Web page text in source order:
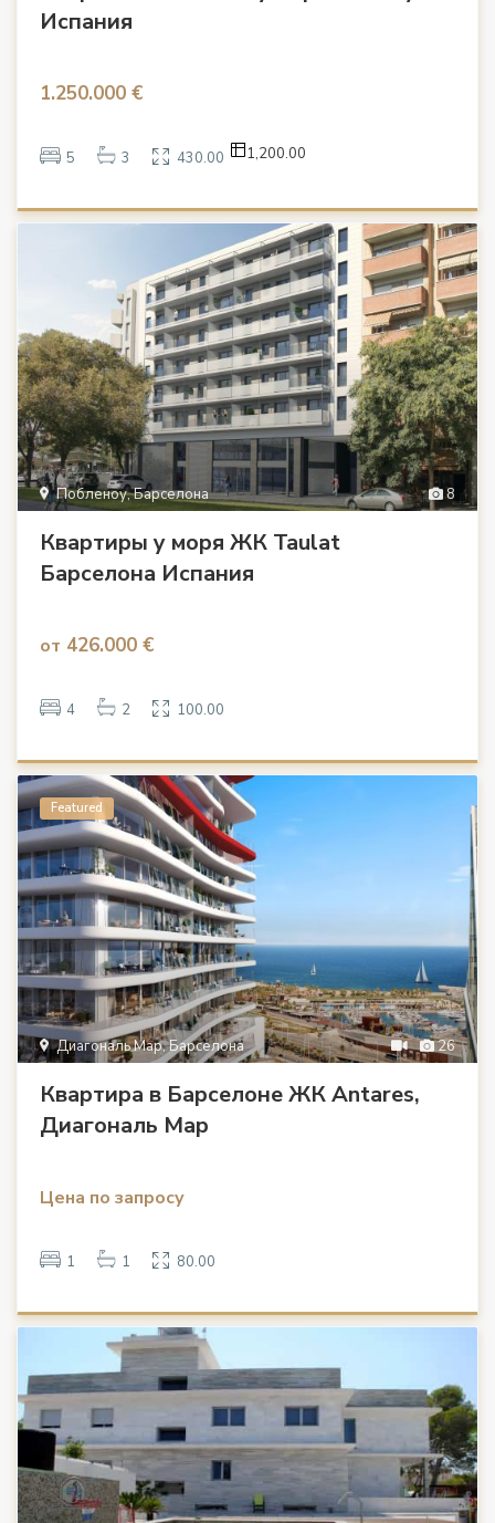
Испания
1.250.000 €
5 3 430.00 1,200.00
8
Побленоу, Барселона
Квартиры у моря ЖК Taulat
Барселона Испания
от 426.000 €
4 2 100.00
26
Диагональ Мар, Барселона
Featured
Квартира в Барселоне ЖК Antares,
Диагональ Мар
Цена по запросу
1 1 80.00